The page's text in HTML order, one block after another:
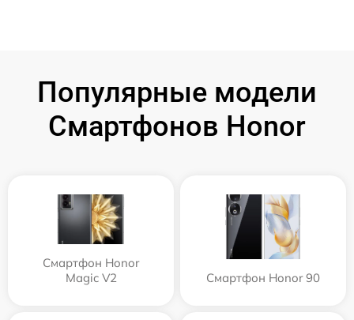
Популярные модели
Смартфонов Honor
Смартфон Honor
Magic V2
Смартфон Honor 90